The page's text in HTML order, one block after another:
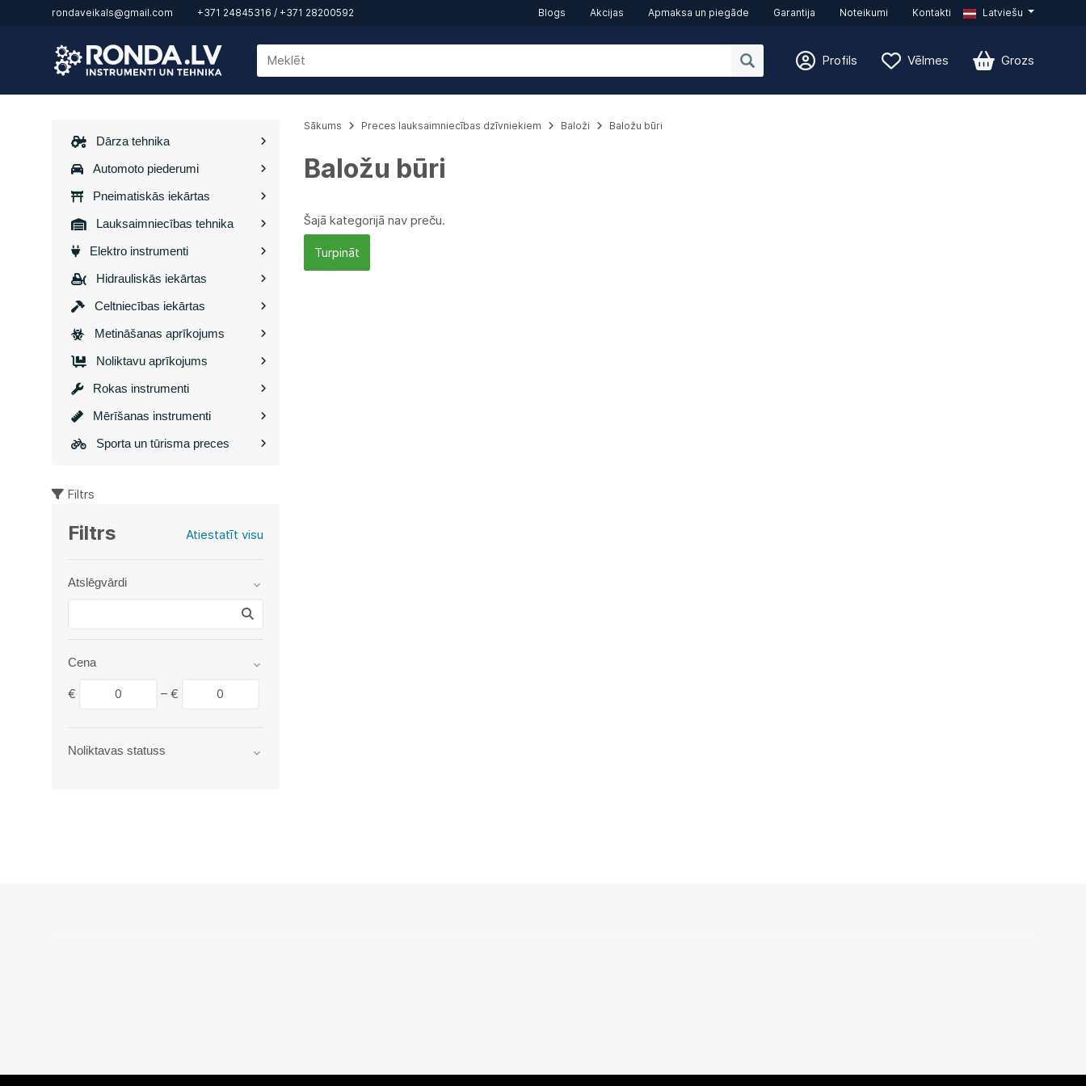
rondaveikals@gmail.com +371 24845316 / +371 28200592 Blogs Akcijas Apmaksa un piegāde Garantija Noteikumi Kontakti Latviešu
Profils Vēlmes Grozs
Dārza tehnika
Automoto piederumi
Pneimatiskās iekārtas
Lauksaimniecības tehnika
Elektro instrumenti
Hidrauliskās iekārtas
Celtniecības iekārtas
Metināšanas aprīkojums
Noliktavu aprīkojums
Rokas instrumenti
Mērīšanas instrumenti
Sporta un tūrisma preces
Filtrs
Filtrs Atiestatīt visu
Atslēgvārdi
Cena
€ – €
Noliktavas statuss
Sākums Preces lauksaimniecības dzīvniekiem Baloži Baložu būri
Baložu būri
Šajā kategorijā nav preču.
Turpināt